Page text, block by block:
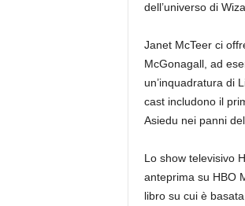
dell’universo di
Janet McTeer ci
McGonagall, ad
un’inquadratura di
cast includono il
Asiedu nei panni
Lo show televisivo
anteprima su HBO
libro su cui è